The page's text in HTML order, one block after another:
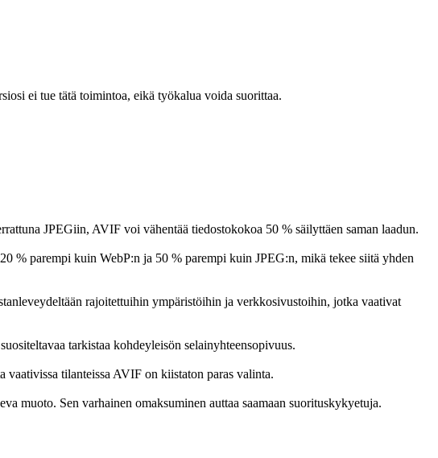
ei tue tätä toimintoa, eikä työkalua voida suorittaa.
JPEGiin, AVIF voi vähentää tiedostokokoa 50 % säilyttäen saman laadun.
% parempi kuin WebP:n ja 50 % parempi kuin JPEG:n, mikä tekee siitä yhden
rajoitettuihin ympäristöihin ja verkkosivustoihin, jotka vaativat
tarkistaa kohdeyleisön selainyhteensopivuus.
tilanteissa AVIF on kiistaton paras valinta.
muoto. Sen varhainen omaksuminen auttaa saamaan suorituskykyetuja.